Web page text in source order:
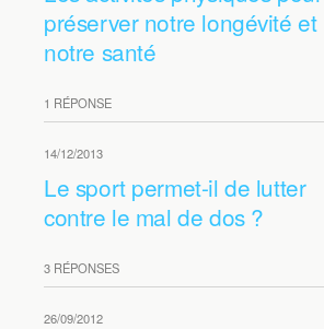
préserver notre longévité et
notre santé
1 RÉPONSE
14/12/2013
Le sport permet-il de lutter
contre le mal de dos ?
3 RÉPONSES
26/09/2012